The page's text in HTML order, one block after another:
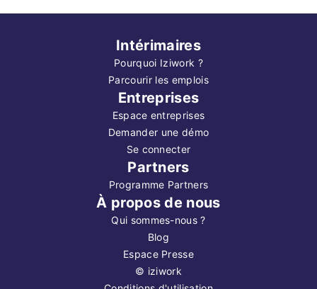
Intérimaires
Pourquoi Iziwork ?
Parcourir les emplois
Entreprises
Espace entreprises
Demander une démo
Se connecter
Partners
Programme Partners
À propos de nous
Qui sommes-nous ?
Blog
Espace Presse
© iziwork